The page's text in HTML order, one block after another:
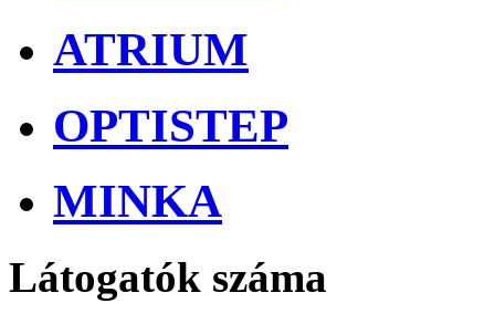
ATRIUM
OPTISTEP
MINKA
Látogatók száma